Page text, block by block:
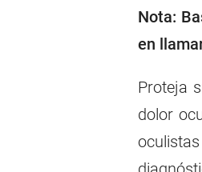
Nota:
en
Proteja
dolor